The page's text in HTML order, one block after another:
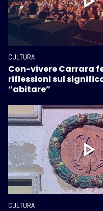
CULTURA
Con-vivere Carrara
riflessioni sul
“abitare”
CULTURA